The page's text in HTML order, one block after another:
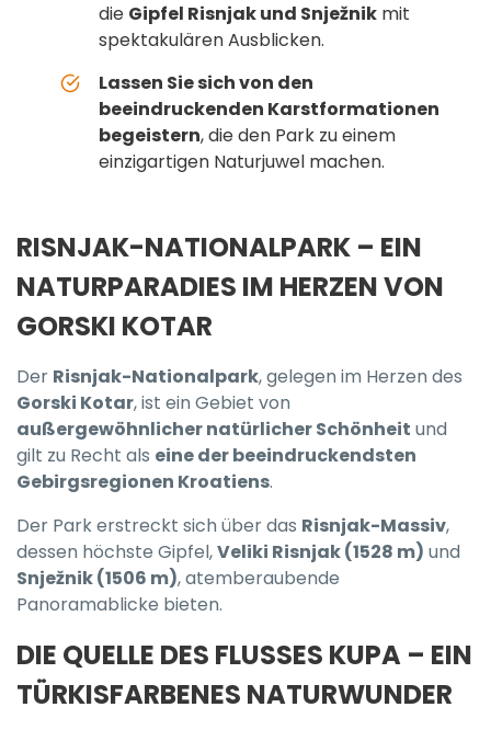
die Gipfel Risnjak und Snježnik mit
spektakulären Ausblicken.
Lassen Sie sich von den
beeindruckenden Karstformationen
begeistern, die den Park zu einem
einzigartigen Naturjuwel machen.
RISNJAK-NATIONALPARK – EIN
NATURPARADIES IM HERZEN VON
GORSKI KOTAR
Der Risnjak-Nationalpark, gelegen im Herzen des
Gorski Kotar, ist ein Gebiet von
außergewöhnlicher natürlicher Schönheit und
gilt zu Recht als eine der beeindruckendsten
Gebirgsregionen Kroatiens.
Der Park erstreckt sich über das Risnjak-Massiv,
dessen höchste Gipfel,Veliki Risnjak (1528 m) und
Snježnik (1506 m), atemberaubende
Panoramablicke bieten.
DIE QUELLE DES FLUSSES KUPA – EIN
TÜRKISFARBENES NATURWUNDER